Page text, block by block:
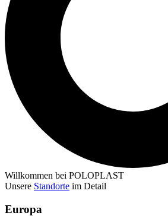
Willkommen bei POLOPLAST
Unsere Standorte im Detail
Europa